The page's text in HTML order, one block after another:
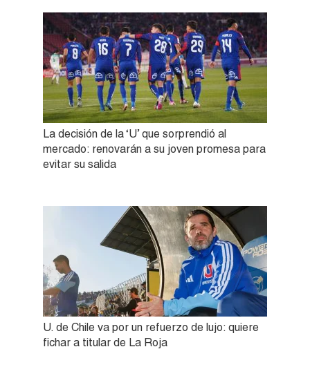
La decisión de la ‘U’ que sorprendió al
mercado: renovarán a su joven promesa para
evitar su salida
U. de Chile va por un refuerzo de lujo: quiere
fichar a titular de La Roja